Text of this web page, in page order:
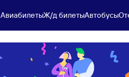
АвиабилетыЖ/д билетыАвтобусы